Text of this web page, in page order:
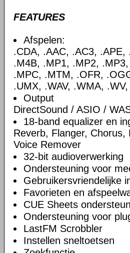
FEATURES
Afspelen:
.CDA, .AAC, .AC3,
.M4B, .MP1, .MP2, .MP3,
.MPC, .MTM, .OFR,
.UMX, .WAV, .WMA,
Output
DirectSound / ASIO /
18-band equalizer en
Reverb, Flanger,
Voice Remover
32-bit audioverwerking
Ondersteuning voor
Gebruikersvriendelijke
Favorieten en
CUE Sheets
Ondersteuning voor
LastFM Scrobbler
Instellen sneltoetsen